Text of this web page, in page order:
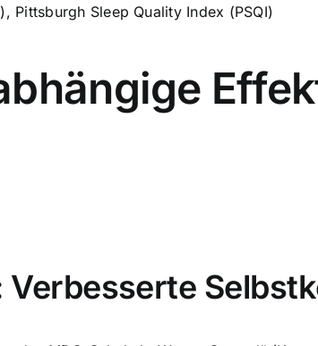
Pittsburgh Sleep Quality Index (PSQI)
Verbesserte